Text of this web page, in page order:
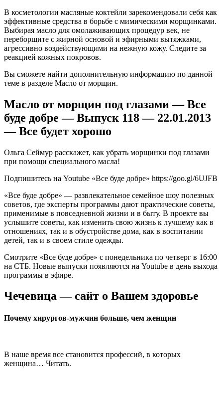
В косметологии масляные коктейли зарекомендовали себя как
эффективные средства в борьбе с мимическими морщинками.
Выбирая масло для омолаживающих процедур век, не
переборщите с жирной основой и эфирными вытяжками,
агрессивно воздействующими на нежную кожу. Следите за
реакцией кожных покровов.
Вы сможете найти дополнительную информацию по данной
теме в разделе Масло от морщин.
Масло от морщин под глазами — Все
буде добре — Выпуск 118 — 22.01.2013
— Все будет хорошо
Ольга Сеймур расскажет, как убрать морщинки под глазами
при помощи специального масла!
Подпишитесь на Youtube «Все буде добре» https://goo.gl/6UJFB
«Все буде добре» — развлекательное семейное шоу полезных
советов, где эксперты программы дают практические советы,
применимые в повседневной жизни и в быту. В проекте вы
услышите советы, как изменить свою жизнь к лучшему как в
отношениях, так и в обустройстве дома, как в воспитании
детей, так и в своем стиле одежды.
Смотрите «Все буде добре» с понедельника по четверг в 16:00
на СТБ. Новые выпуски появляются на Youtube в день выхода
программы в эфире.
Чечевица — сайт о Вашем здоровье
Почему хирургов-мужчин больше, чем женщин
В наше время все становится профессий, в которых
женщина… Читать.